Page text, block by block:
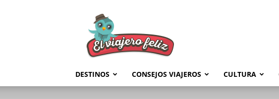
Feliz
DESTINOS CONSEJOS VIAJEROS CULTURA